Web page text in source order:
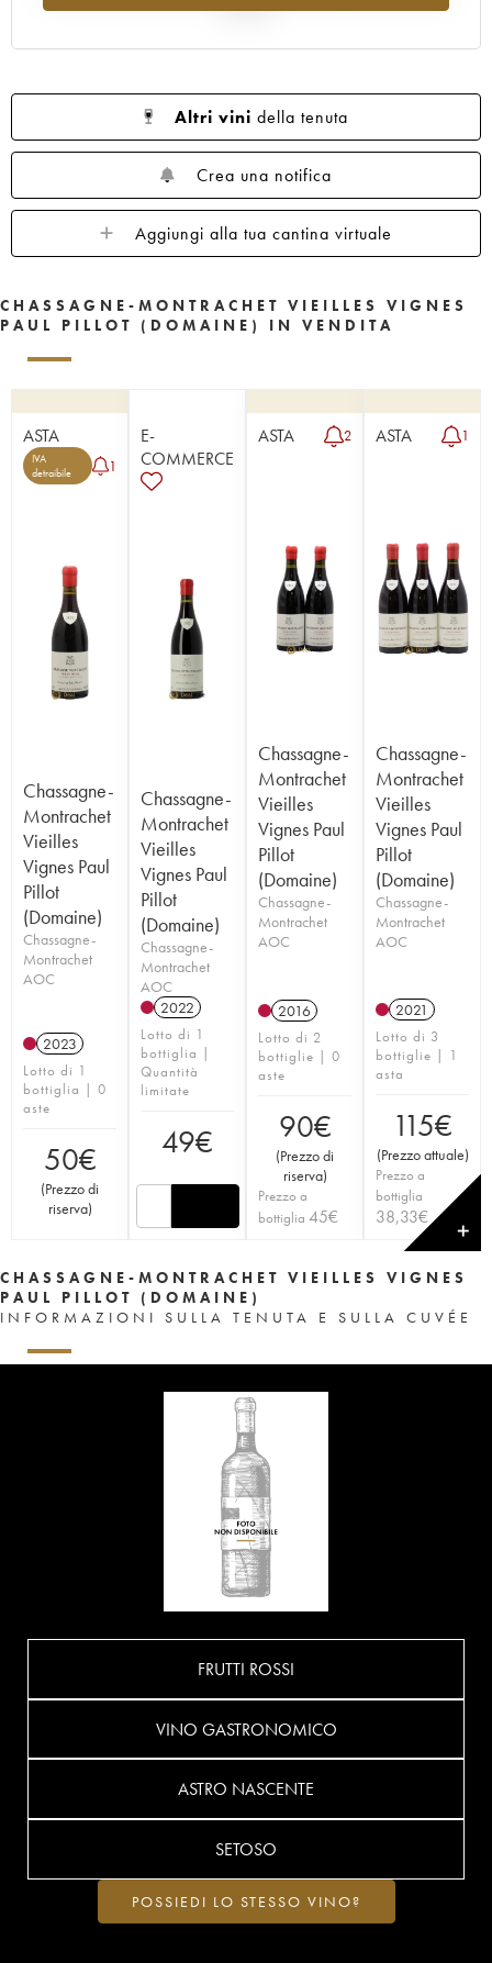
Altri vini della tenuta
Crea una notifica
Aggiungi alla tua cantina virtuale
CHASSAGNE-MONTRACHET VIEILLES VIGNES
PAUL PILLOT (DOMAINE) IN VENDITA
ASTA
IVA
detraibile
1
Chassagne-
Montrachet
Vieilles
Vignes Paul
Pillot
(Domaine)
Chassagne-
Montrachet
AOC
2023
Lotto di 1
bottiglia | 0
aste
50€
(Prezzo di
riserva)
E-
COMMERCE
Chassagne-
Montrachet
Vieilles
Vignes Paul
Pillot
(Domaine)
Chassagne-
Montrachet
AOC
2022
Lotto di 1
bottiglia |
Quantità
limitate
49€
ASTA 2
Chassagne-
Montrachet
Vieilles
Vignes Paul
Pillot
(Domaine)
Chassagne-
Montrachet
AOC
2016
Lotto di 2
bottiglie | 0
aste
90€
(Prezzo di
riserva)
Prezzo a
bottiglia 45€
ASTA 1
Chassagne-
Montrachet
Vieilles
Vignes Paul
Pillot
(Domaine)
Chassagne-
Montrachet
AOC
2021
Lotto di 3
bottiglie | 1
asta
115€
(Prezzo attuale)
Prezzo a
bottiglia
38,33€
✕
CHASSAGNE-MONTRACHET VIEILLES VIGNES
PAUL PILLOT (DOMAINE)
INFORMAZIONI SULLA TENUTA E SULLA CUVÉE
FRUTTI ROSSI
VINO GASTRONOMICO
ASTRO NASCENTE
SETOSO
POSSIEDI LO STESSO VINO?